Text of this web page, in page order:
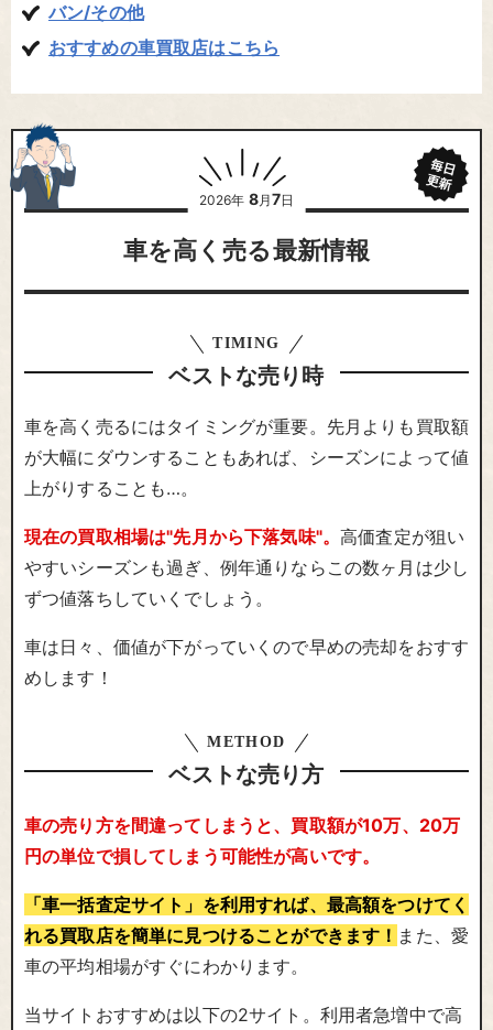
バン/その他
おすすめの車買取店はこちら
2026年 8月7日
車を高く売る最新情報
TIMING
ベストな売り時
車を高く売るにはタイミングが重要。先月よりも買取額
が大幅にダウンすることもあれば、シーズンによって値
上がりすることも…。
現在の買取相場は"先月から下落気味"。高価査定が狙い
やすいシーズンも過ぎ、例年通りならこの数ヶ月は少し
ずつ値落ちしていくでしょう。
車は日々、価値が下がっていくので早めの売却をおすす
めします！
METHOD
ベストな売り方
車の売り方を間違ってしまうと、買取額が10万、20万
円の単位で損してしまう可能性が高いです。
「車一括査定サイト」を利用すれば、最高額をつけてく
れる買取店を簡単に見つけることができます！ また、愛
車の平均相場がすぐにわかります。
当サイトおすすめは以下の2サイト。利用者急増中で高